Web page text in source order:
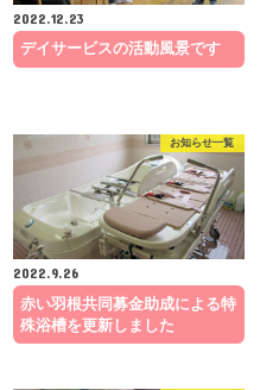
2022.12.23
デイサービスの活動風景です
お知らせ一覧
2022.9.26
赤い羽根共同募金助成による特
殊浴槽を更新しました